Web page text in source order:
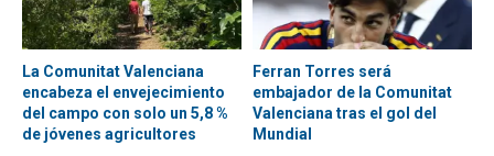
La Comunitat Valenciana
encabeza el envejecimiento
del campo con solo un 5,8 %
de jóvenes agricultores
Ferran Torres será
embajador de la Comunitat
Valenciana tras el gol del
Mundial